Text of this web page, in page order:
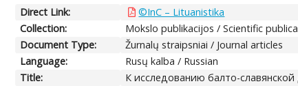
Direct Link:
©InC – Lituanistika
Collection:
Mokslo publikacijos / Scientific
Document Type:
Žurnalų straipsniai / Journal articles
Language:
Rusų kalba / Russian
Title:
К исследованию балто-